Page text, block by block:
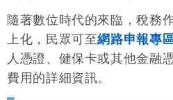
隨著數位時代的來臨，稅務
上化，民眾可至網路申報專
人憑證、健保卡或其他金融
費用的詳細資訊。